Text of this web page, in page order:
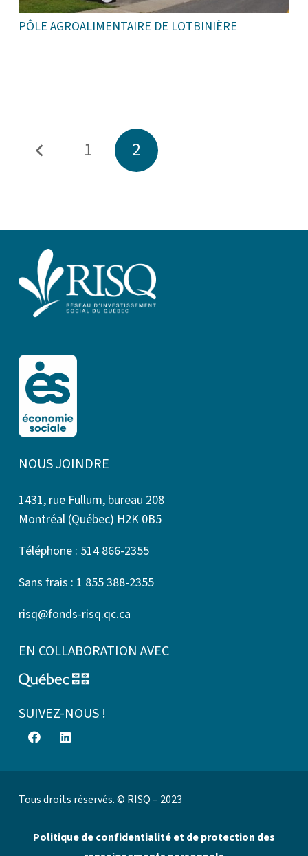
PÔLE AGROALIMENTAIRE DE LOTBINIÈRE
1 2
NOUS JOINDRE
1431, rue Fullum, bureau 208
Montréal (Québec) H2K 0B5
Téléphone : 514 866-2355
Sans frais : 1 855 388-2355
risq@fonds-risq.qc.ca
EN COLLABORATION AVEC
SUIVEZ-NOUS !
Tous droits réservés. © RISQ – 2023
Politique de confidentialité et de protection des